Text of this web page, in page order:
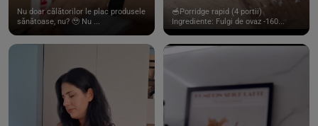
Nu doar călătorilor le plac produsele
sănătoase, nu? 🥹 Nu ...
🥣Porridge rapid (4 portii)
Ingrediente: Fulgi de ovaz -160...